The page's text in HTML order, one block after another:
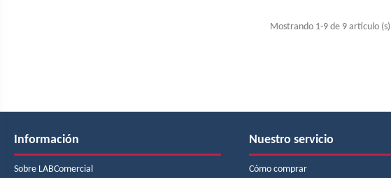
Mostrando 1-9 de 9 artículo (s)
Información
Sobre LABComercial
Nuestro servicio
Cómo comprar